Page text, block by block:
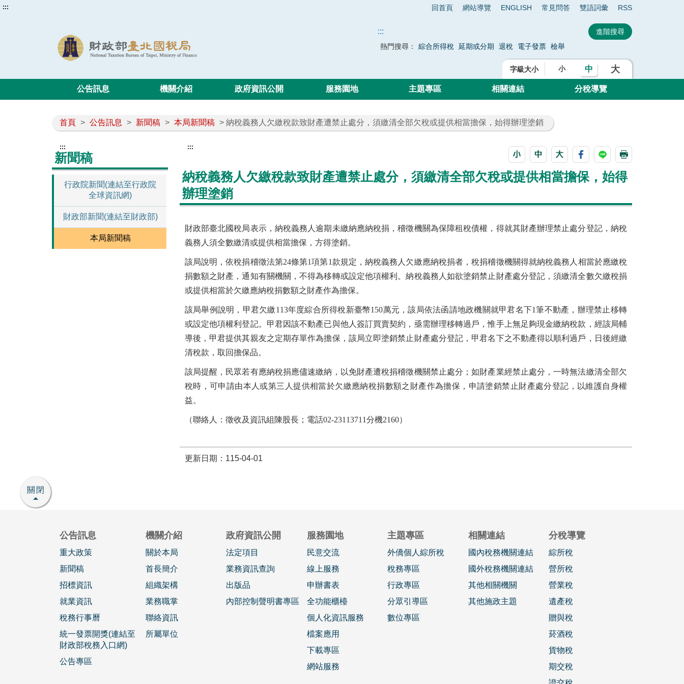
::: 回首頁 網站導覽 ENGLISH 常見問答 雙語詞彙 RSS
:::
熱門搜尋： 綜合所得稅 延期或分期 退稅 電子發票 檢舉
字級大小 小 中 大
公告訊息 機關介紹 政府資訊公開 服務園地 主題專區 相關連結 分稅導覽
首頁 > 公告訊息 > 新聞稿 > 本局新聞稿 > 納稅義務人欠繳稅款致財產遭禁止處分，須繳清全部欠稅或提供相當擔保，始得辦理塗銷
:::
新聞稿
行政院新聞(連結至行政院
全球資訊網)
財政部新聞(連結至財政部)
本局新聞稿
:::
納稅義務人欠繳稅款致財產遭禁止處分，須繳清全部欠稅或提供相當擔保，始得
辦理塗銷
財政部臺北國稅局表示，納稅義務人逾期未繳納應納稅捐，稽徵機關為保障租稅債權，得就其財產辦理禁止處分登記，納稅
義務人須全數繳清或提供相當擔保，方得塗銷。
該局說明，依稅捐稽徵法第24條第1項第1款規定，納稅義務人欠繳應納稅捐者，稅捐稽徵機關得就納稅義務人相當於應繳稅
捐數額之財產，通知有關機關，不得為移轉或設定他項權利。納稅義務人如欲塗銷禁止財產處分登記，須繳清全數欠繳稅捐
或提供相當於欠繳應納稅捐數額之財產作為擔保。
該局舉例說明，甲君欠繳113年度綜合所得稅新臺幣150萬元，該局依法函請地政機關就甲君名下1筆不動產，辦理禁止移轉
或設定他項權利登記。甲君因該不動產已與他人簽訂買賣契約，亟需辦理移轉過戶，惟手上無足夠現金繳納稅款，經該局輔
導後，甲君提供其親友之定期存單作為擔保，該局立即塗銷禁止財產處分登記，甲君名下之不動產得以順利過戶，日後經繳
清稅款，取回擔保品。
該局提醒，民眾若有應納稅捐應儘速繳納，以免財產遭稅捐稽徵機關禁止處分；如財產業經禁止處分，一時無法繳清全部欠
稅時，可申請由本人或第三人提供相當於欠繳應納稅捐數額之財產作為擔保，申請塗銷禁止財產處分登記，以維護自身權
益。
（聯絡人：徵收及資訊組陳股長；電話02-23113711分機2160）
更新日期：115-04-01
關閉
公告訊息
重大政策
新聞稿
招標資訊
就業資訊
稅務行事曆
統一發票開獎(連結至
財政部稅務入口網)
公告專區
機關介紹
關於本局
首長簡介
組織架構
業務職掌
聯絡資訊
所屬單位
政府資訊公開
法定項目
業務資訊查詢
出版品
內部控制聲明書專區
服務園地
民意交流
線上服務
申辦書表
全功能櫃檯
個人化資訊服務
檔案應用
下載專區
網站服務
主題專區
外僑個人綜所稅
稅務專區
行政專區
分眾引導區
數位專區
相關連結
國內稅務機關連結
國外稅務機關連結
其他相關機關
其他施政主題
分稅導覽
綜所稅
營所稅
營業稅
遺產稅
贈與稅
菸酒稅
貨物稅
期交稅